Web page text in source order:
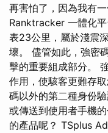
再害怕了，因為我有
Ranktracker 一體化
表23公里，屬於淺震
壞。 儘管如此，強密
擊的重要組成部分。
作用，使駭客更難存
碼以外的第二種身份
或傳送到使用者手機
的產品呢？ TSplus